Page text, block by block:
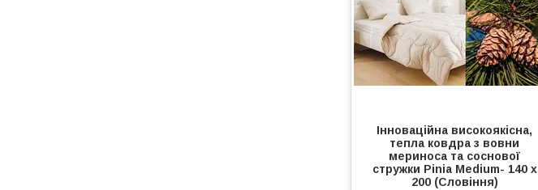
Інноваційна високоякісна,
тепла ковдра з вовни
мериноса та соснової
стружки Pinia Medium- 140 х
200 (Словіння)